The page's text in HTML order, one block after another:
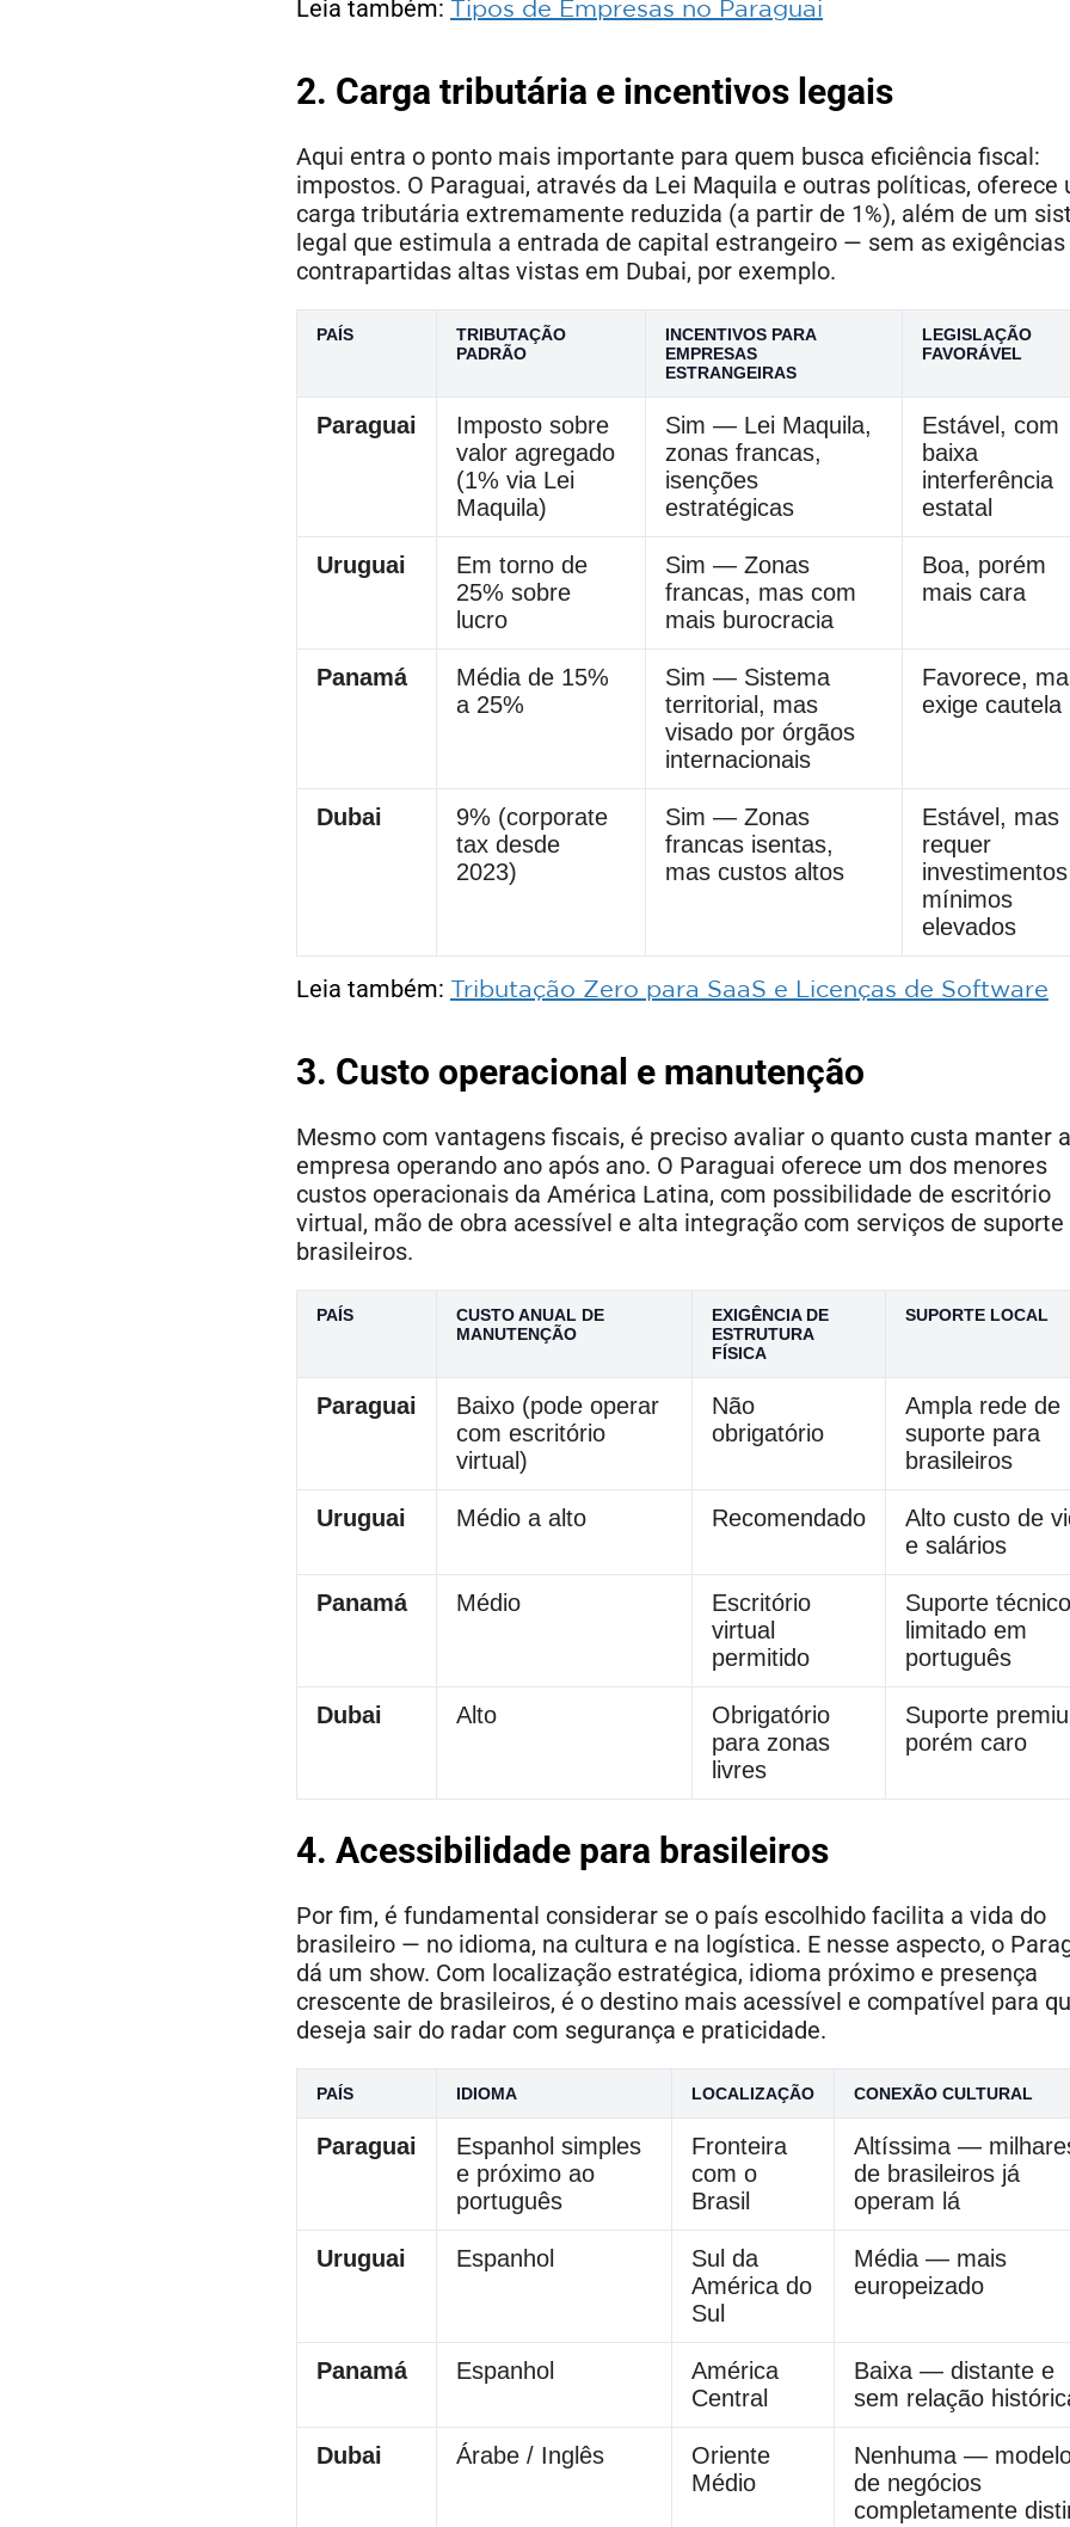
Leia também: Tipos de Empresas no Paraguai
2. Carga tributária e incentivos legais
Aqui entra o ponto mais importante para quem busca eficiência fiscal:
impostos. O Paraguai, através da Lei Maquila e outras políticas, oferece
carga tributária extremamente reduzida (a partir de 1%), além de um
legal que estimula a entrada de capital estrangeiro — sem as exigências
contrapartidas altas vistas em Dubai, por exemplo.
PAÍS
TRIBUTAÇÃO
PADRÃO
INCENTIVOS PARA
EMPRESAS
ESTRANGEIRAS
LEGISLAÇÃO
FAVORÁVEL
Paraguai
Imposto sobre
valor agregado
(1% via Lei
Maquila)
Sim — Lei Maquila,
zonas francas,
isenções
estratégicas
Estável, com
baixa
interferência
estatal
Uruguai
Em torno de
25% sobre
lucro
Sim — Zonas
francas, mas com
mais burocracia
Boa, porém
mais cara
Panamá
Média de 15%
a 25%
Sim — Sistema
territorial, mas
visado por órgãos
internacionais
Favorece,
exige cautela
Dubai
9% (corporate
tax desde
2023)
Sim — Zonas
francas isentas,
mas custos altos
Estável, mas
requer
investimentos
mínimos
elevados
Leia também: Tributação Zero para SaaS e Licenças de Software
3. Custo operacional e manutenção
Mesmo com vantagens fiscais, é preciso avaliar o quanto custa manter a
empresa operando ano após ano. O Paraguai oferece um dos menores
custos operacionais da América Latina, com possibilidade de escritório
virtual, mão de obra acessível e alta integração com serviços de suporte
brasileiros.
PAÍS
CUSTO ANUAL DE
MANUTENÇÃO
EXIGÊNCIA DE
ESTRUTURA
FÍSICA
SUPORTE LOCAL
Paraguai
Baixo (pode operar
com escritório
virtual)
Não
obrigatório
Ampla rede de
suporte para
brasileiros
Uruguai Médio a alto Recomendado
Alto custo de
e salários
Panamá Médio
Escritório
virtual
permitido
Suporte técnico
limitado em
português
Dubai Alto
Obrigatório
para zonas
livres
Suporte
porém caro
4. Acessibilidade para brasileiros
Por fim, é fundamental considerar se o país escolhido facilita a vida do
brasileiro — no idioma, na cultura e na logística. E nesse aspecto, o
dá um show. Com localização estratégica, idioma próximo e presença
crescente de brasileiros, é o destino mais acessível e compatível para
deseja sair do radar com segurança e praticidade.
PAÍS IDIOMA LOCALIZAÇÃO CONEXÃO CULTURAL
Paraguai
Espanhol simples
e próximo ao
português
Fronteira
com o
Brasil
Altíssima —
de brasileiros já
operam lá
Uruguai Espanhol
Sul da
América do
Sul
Média — mais
europeizado
Panamá Espanhol
América
Central
Baixa — distante e
sem relação
Dubai Árabe / Inglês
Oriente
Médio
Nenhuma —
de negócios
completamente